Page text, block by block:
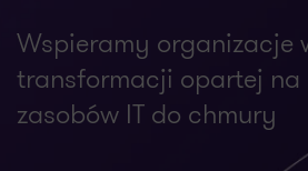
Wspieramy organizacje
transformacji opartej na
zasobów IT do chmury